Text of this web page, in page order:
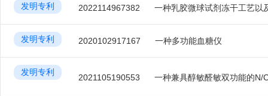
2022114967382
发明专利
2020102917167 一种多功能血糖仪
发明专利
2021105190553
发明专利